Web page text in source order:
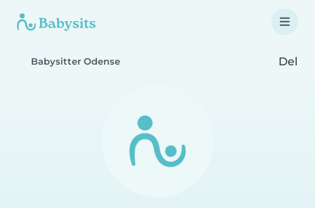
Babysitter Odense Del